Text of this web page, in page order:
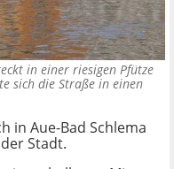
in einer riesigen Pfütze
sich die Straße in einen
in Aue-Bad Schlema
Stadt.